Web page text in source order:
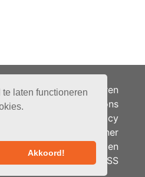
laten functioneren
Akkoord!
Adverteren
Over ons
Je privacy
Partner
Berichten
RSS